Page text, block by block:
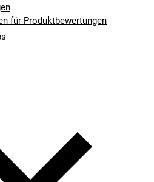
für Produktbewertungen